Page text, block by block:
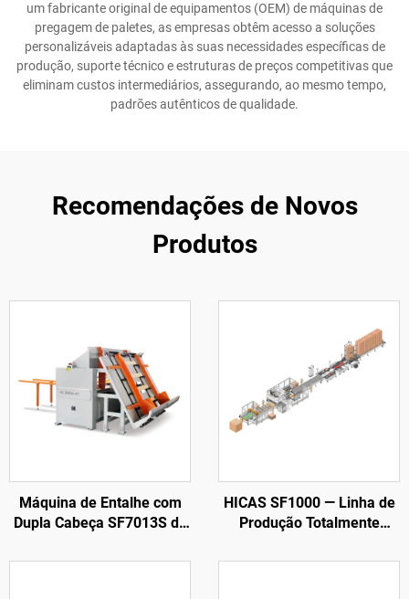
um fabricante original de equipamentos (OEM) de máquinas de
pregagem de paletes, as empresas obtêm acesso a soluções
personalizáveis adaptadas às suas necessidades específicas de
produção, suporte técnico e estruturas de preços competitivas que
eliminam custos intermediários, assegurando, ao mesmo tempo,
padrões autênticos de qualidade.
Recomendações de Novos
Produtos
Máquina de Entalhe com
Dupla Cabeça SF7013S de
HICAS SF1000 — Linha de
Produção Totalmente
Madeira EPAL / EUR